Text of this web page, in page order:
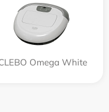
Omega White